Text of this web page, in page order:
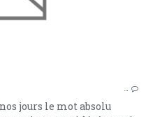
…
jours le mot absolu